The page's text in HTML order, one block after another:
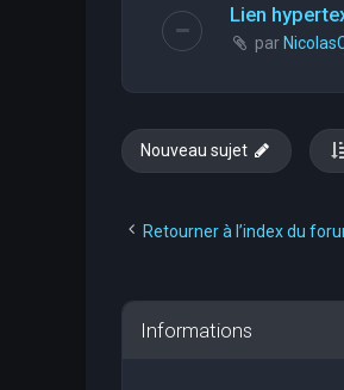
Lien
par
Nouveau sujet
Retourner à l’index du
Informations